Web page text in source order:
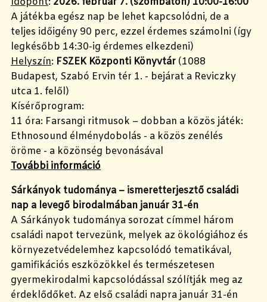
A játékba egész nap be lehet kapcsolódni, de a
teljes időigény 90 perc, ezzel érdemes számolni (így
legkésőbb 14:30-ig érdemes elkezdeni)
Helyszín: FSZEK Központi Könyvtár (1088
Budapest, Szabó Ervin tér 1. - bejárat a Reviczky
utca 1. felől)
Kísérőprogram:
11 óra: Farsangi ritmusok – dobban a közös játék:
Ethnosound élménydobolás - a közös zenélés
öröme - a közönség bevonásával
További információ
Sárkányok tudománya – ismeretterjesztő családi
nap a levegő birodalmában január 31-én
A Sárkányok tudománya sorozat címmel három
családi napot tervezünk, melyek az ökológiához és
környezetvédelemhez kapcsolódó tematikával,
gamifikációs eszközökkel és természetesen
gyermekirodalmi kapcsolódással szólítják meg az
érdeklődőket. Az első családi napra január 31-én